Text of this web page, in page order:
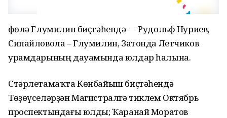
Өфөлә Глумилин биҫтәһендә — Рудольф Нуриев,
Сипайловола – Глумилин, Затонда Летчиков
урамдарының дауамында юлдар һалына.
Стәрлетамаҡта Көнбайыш биҫтәһендә
Төҙөүселәрҙән Магистралгә тиклем Октябрь
проспектындағы юлды; Ҡаранай Моратов